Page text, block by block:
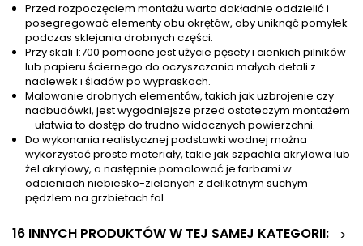
Przed rozpoczęciem montażu warto dokładnie oddzielić i
posegregować elementy obu okrętów, aby uniknąć pomyłek
podczas sklejania drobnych części.
Przy skali 1:700 pomocne jest użycie pęsety i cienkich pilników
lub papieru ściernego do oczyszczania małych detali z
nadlewek i śladów po wypraskach.
Malowanie drobnych elementów, takich jak uzbrojenie czy
nadbudówki, jest wygodniejsze przed ostateczym montażem
– ułatwia to dostęp do trudno widocznych powierzchni.
Do wykonania realistycznej podstawki wodnej można
wykorzystać proste materiały, takie jak szpachla akrylowa lub
żel akrylowy, a następnie pomalować je farbami w
odcieniach niebiesko-zielonych z delikatnym suchym
pędzlem na grzbietach fal.
16 INNYCH PRODUKTÓW W TEJ SAMEJ KATEGORII:
>